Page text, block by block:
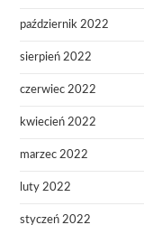
październik 2022
sierpień 2022
czerwiec 2022
kwiecień 2022
marzec 2022
luty 2022
styczeń 2022